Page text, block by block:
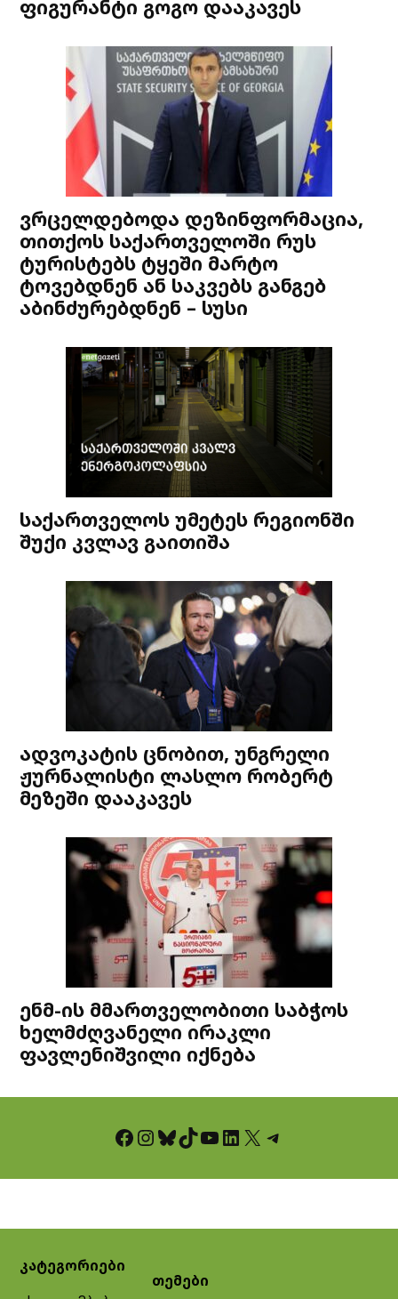
ფიგურანტი გოგო დააკავეს
ვრცელდებოდა დეზინფორმაცია,
თითქოს საქართველოში რუს
ტურისტებს ტყეში მარტო
ტოვებდნენ ან საკვებს განგებ
აბინძურებდნენ – სუსი
საქართველოს უმეტეს რეგიონში
შუქი კვლავ გაითიშა
ადვოკატის ცნობით, უნგრელი
ჟურნალისტი ლასლო რობერტ
მეზეში დააკავეს
ენმ-ის მმართველობითი საბჭოს
ხელმძღვანელი ირაკლი
ფავლენიშვილი იქნება
Facebook InstagramBluesky TikTok YouTube LinkedIn X Telegram
კატეგორიები
თემები